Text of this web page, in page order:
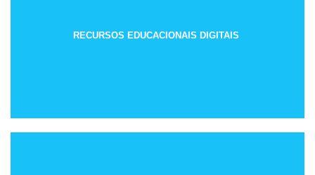
RECURSOS EDUCACIONAIS DIGITAIS